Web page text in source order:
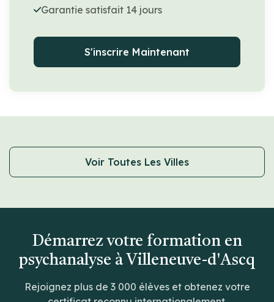
Garantie satisfait 14 jours
S'inscrire Maintenant
Voir Toutes Les Villes
Démarrez votre formation en
psychanalyse à Villeneuve-d'Ascq
Rejoignez plus de 3 000 élèves et obtenez votre